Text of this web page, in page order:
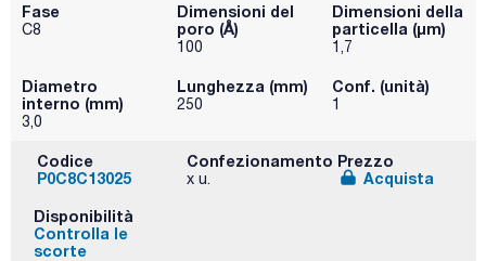
Fase
C8
Dimensioni del
poro (Å)
100
Dimensioni della
particella (μm)
1,7
Diametro
interno (mm)
3,0
Lunghezza (mm)
250
Conf. (unità)
1
Codice
P0C8C13025
Confezionamento
x u.
Prezzo
Acquista
Disponibilità
Controlla le
scorte